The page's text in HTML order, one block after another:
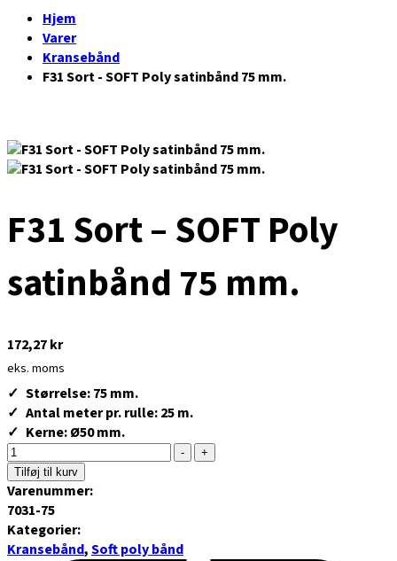
Hjem
Varer
Kransebånd
F31 Sort - SOFT Poly satinbånd 75 mm.
F31 Sort – SOFT Poly
satinbånd 75 mm.
172,27kr
eks. moms
Størrelse: 75 mm.
Antal meter pr. rulle: 25 m.
Kerne: Ø50 mm.
-
+
Tilføj til kurv
Varenummer:
7031-75
Kategorier:
Kransebånd,Soft poly bånd